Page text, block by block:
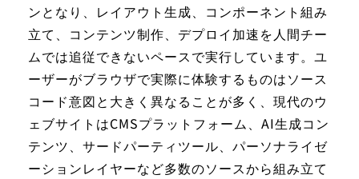
ンとなり、レイアウト生成、コンポーネント組み
立て、コンテンツ制作、デプロイ加速を人間チー
ムでは追従できないペースで実行しています。ユ
ーザーがブラウザで実際に体験するものはソース
コード意図と大きく異なることが多く、現代のウ
ェブサイトはCMSプラットフォーム、AI生成コン
テンツ、サードパーティツール、パーソナライゼ
ーションレイヤーなど多数のソースから組み立て